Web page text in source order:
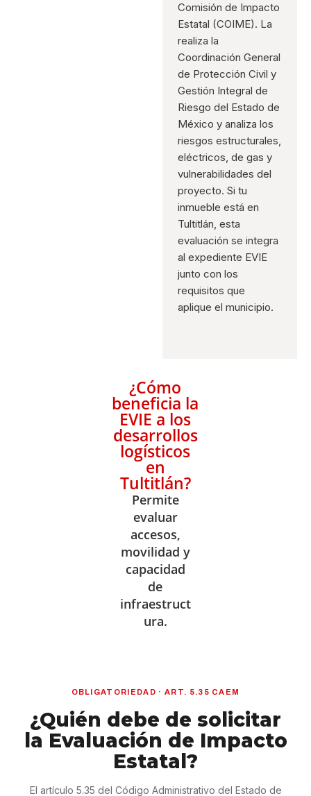
Comisión de Impacto
Estatal (COIME). La
realiza la
Coordinación General
de Protección Civil y
Gestión Integral de
Riesgo del Estado de
México y analiza los
riesgos estructurales,
eléctricos, de gas y
vulnerabilidades del
proyecto. Si tu
inmueble está en
Tultitlán, esta
evaluación se integra
al expediente EVIE
junto con los
requisitos que
aplique el municipio.
¿Cómo
beneficia la
EVIE a los
desarrollos
logísticos
en
Tultitlán?
Permite
evaluar
accesos,
movilidad y
capacidad
de
infraestruct
ura.
OBLIGATORIEDAD · ART. 5.35 CAEM
¿Quién debe de solicitar
la Evaluación de Impacto
Estatal?
El artículo 5.35 del Código Administrativo del Estado de